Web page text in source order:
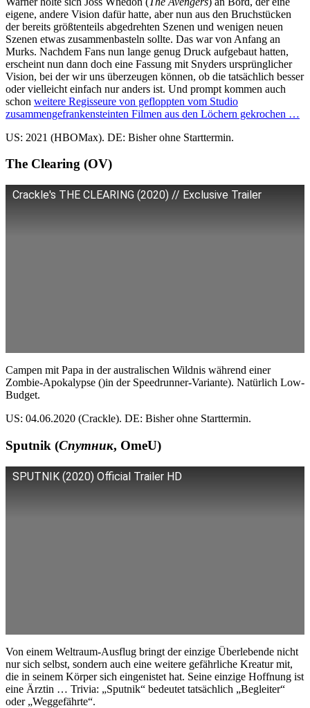
eigene, andere Vision dafür hatte, aber nun aus den Bruchstücken
der bereits größtenteils abgedrehten Szenen und wenigen neuen
Szenen etwas zusammenbasteln sollte. Das war von Anfang an
Murks. Nachdem Fans nun lange genug Druck aufgebaut hatten,
erscheint nun dann doch eine Fassung mit Snyders ursprünglicher
Vision, bei der wir uns überzeugen können, ob die tatsächlich besser
oder vielleicht einfach nur anders ist. Und prompt kommen auch
schon weitere Regisseure von gefloppten vom Studio
zusammengefrankensteinten Filmen aus den Löchern gekrochen …
US: 2021 (HBOMax). DE: Bisher ohne Starttermin.
The Clearing (OV)
Crackle's THE CLEARING (2020) // Exclusive Trailer
Campen mit Papa in der australischen Wildnis während einer
Zombie-Apokalypse ()in der Speedrunner-Variante). Natürlich Low-
Budget.
US: 04.06.2020 (Crackle). DE: Bisher ohne Starttermin.
Sputnik (Спутник, OmeU)
SPUTNIK (2020) Official Trailer HD
Von einem Weltraum-Ausflug bringt der einzige Überlebende nicht
nur sich selbst, sondern auch eine weitere gefährliche Kreatur mit,
die in seinem Körper sich eingenistet hat. Seine einzige Hoffnung ist
eine Ärztin … Trivia: „Sputnik“ bedeutet tatsächlich „Begleiter“
oder „Weggefährte“.